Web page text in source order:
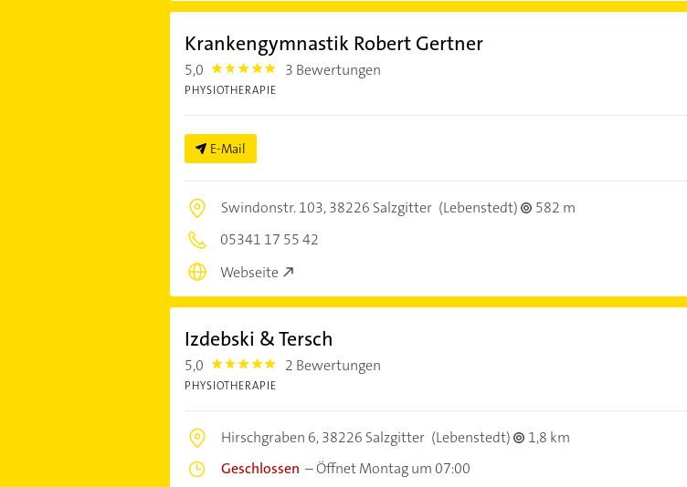
Krankengymnastik Robert Gertner
5,0 5.0 3 Bewertungen
PHYSIOTHERAPIE
E-Mail
Swindonstr. 103,38226 Salzgitter (Lebenstedt)
582 m
05341 17 55 42
Webseite
Izdebski & Tersch
5,0 5.0 2 Bewertungen
PHYSIOTHERAPIE
Hirschgraben 6,38226 Salzgitter (Lebenstedt)
1,8 km
Geschlossen –Öffnet Montag um 07:00